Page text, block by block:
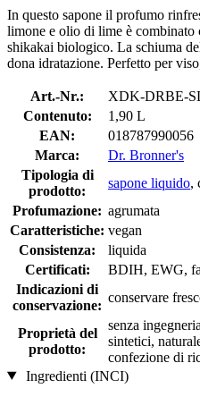
In questo sapone il profumo
limone e olio di lime è combinato
shikakai biologico. La schiuma
dona idratazione. Perfetto per
Art.-Nr.:
XDK-DRBE-
Contenuto:
1,90 L
EAN:
018787990056
Marca:
Dr. Bronner's
Tipologia di
prodotto:
sapone liquido,
Profumazione: agrumata
Caratteristiche: vegan
Consistenza:
liquida
Certificati:
BDIH, EWG,
Indicazioni di
conservazione:
conservare
Proprietà del
prodotto:
senza
sintetici,
confezione di
Ingredienti (INCI)